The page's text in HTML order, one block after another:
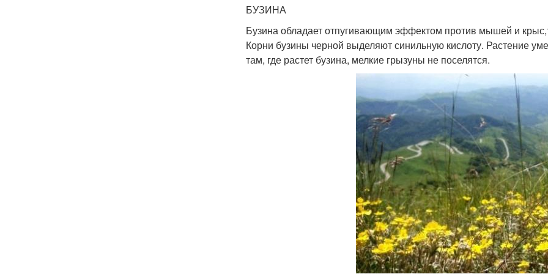
БУЗИНА
Бузина обладает отпугивающим эффектом против мышей и
Корни бузины черной выделяют синильную кислоту. Растение
там, где растет бузина, мелкие грызуны не поселятся.